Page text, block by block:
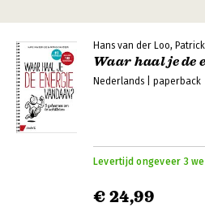
Hans van der Loo,
Waar haal je de
Nederlands | paperback
Levertijd ongeveer 3
€ 24,99